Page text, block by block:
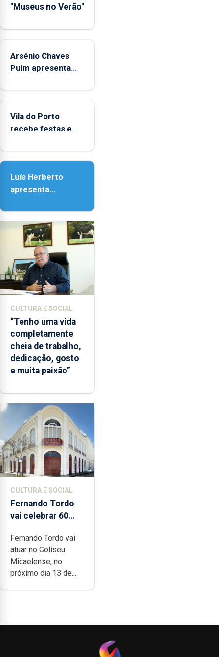
de
aos
durante
o
de
entre
as
e
as
18h00.
"Museus no Verão"
Arsénio Chaves
Puim apresenta
de Vila do Porto
Vila do Porto
recebe festas em
Senhora da
Luís Herberto
apresenta
Paisagem’
CULTURA E SOCIAL
“Tenho uma vida
completamente
cheia de trabalho,
dedicação, gosto
e muita paixão”
CULTURA E SOCIAL
Fernando Tordo
vai celebrar 60
no Coliseu
Micaelense
Fernando Tordo vai
atuar no Coliseu
Micaelense, no
próximo dia 13 de...